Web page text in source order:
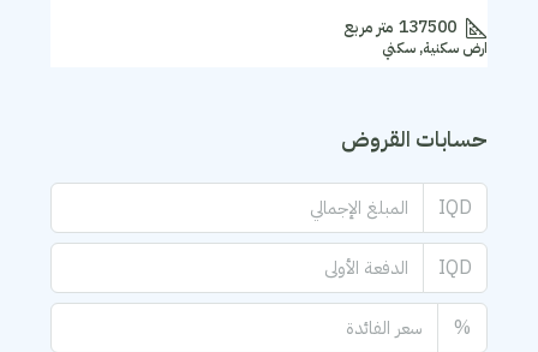
137500 متر مربع
ارض سكنية, سكني
حسابات القروض
IQD
IQD
%